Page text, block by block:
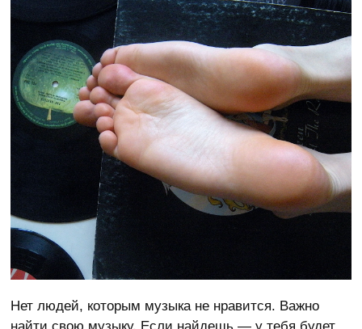
Нет людей, которым музыка не нравится. Важно